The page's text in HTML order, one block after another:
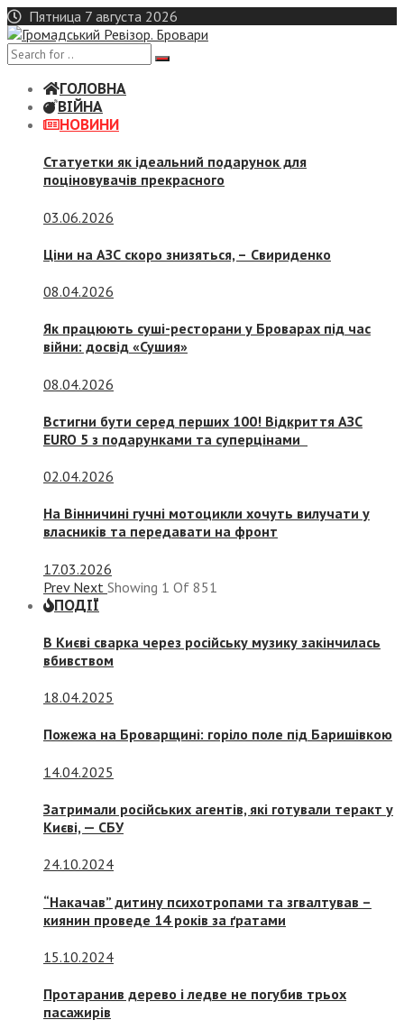
Skip
to
content
Пятница 7 августа 2026
ГОЛОВНА
ВІЙНА
НОВИНИ
Статуетки як ідеальний подарунок для
поціновувачів прекрасного
03.06.2026
Ціни на АЗС скоро знизяться, – Свириденко
08.04.2026
Як працюють суші-ресторани у Броварах під час
війни: досвід «Сушия»
08.04.2026
Встигни бути серед перших 100! Відкриття АЗС
EURO 5 з подарунками та суперцінами
02.04.2026
На Вінничині гучні мотоцикли хочуть вилучати у
власників та передавати на фронт
17.03.2026
Prev Next Showing 1 Of 851
ПОДІЇ
В Києві сварка через російську музику закінчилась
вбивством
18.04.2025
Пожежа на Броварщині: горіло поле під Баришівкою
14.04.2025
Затримали російських агентів, які готували теракт у
Києві, — СБУ
24.10.2024
“Накачав” дитину психотропами та згвалтував –
киянин проведе 14 років за ґратами
15.10.2024
Протаранив дерево і ледве не погубив трьох
пасажирів